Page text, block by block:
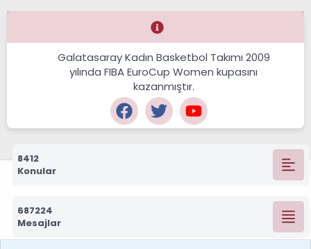
Galatasaray Kadın Basketbol Takımı 2009
yılında FIBA EuroCup Women kupasını
kazanmıştır.
8412
Konular
687224
Mesajlar